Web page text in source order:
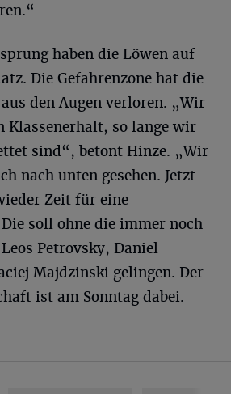
haben die Löwen auf
Die Gefahrenzone hat die
den Augen verloren. „Wir
Klassenerhalt, so lange wir
sind“, betont Hinze. „Wir
nach unten gesehen. Jetzt
Zeit für eine
soll ohne die immer noch
Petrovsky, Daniel
Majdzinski gelingen. Der
ist am Sonntag dabei.